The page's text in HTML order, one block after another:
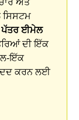
ਸਿਸਟਮ
ਪੱਤਰ ਈਮੇਲ
ਦੀ ਇੱਕ
ਇੱਕ
ਕਰਨ ਲਈ